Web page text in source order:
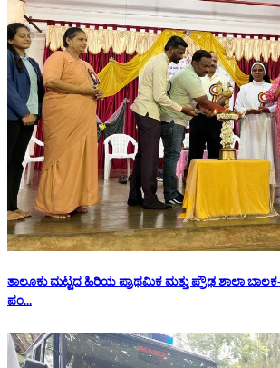
ತಾಲೂಕು ಮಟ್ಟದ ಹಿರಿಯ ಪ್ರಾಥಮಿಕ ಮತ್ತು ಪ್ರೌಢ ಶಾಲಾ
ಪಂ...